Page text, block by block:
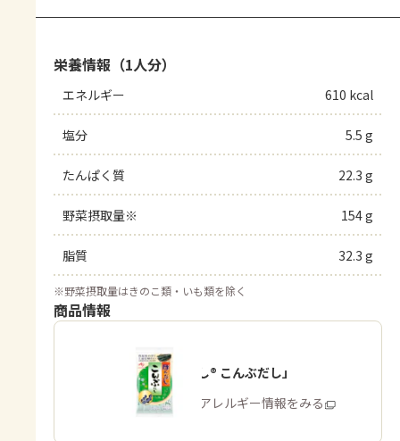
栄養情報（1人分）
エネルギー 610 kcal
塩分 5.5 g
たんぱく質 22.3 g
野菜摂取量※ 154 g
脂質 32.3 g
※野菜摂取量はきのこ類・いも類を除く
商品情報
「ほんだし® こんぶだし」
商品・アレルギー情報をみる